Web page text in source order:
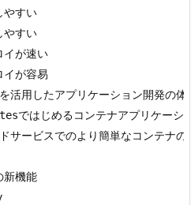
すい
すい
が速い
が容易
用したアプリケーション開発の体
ではじめるコンテナアプリケーシ
ービスでのより簡単なコンテナの
機能